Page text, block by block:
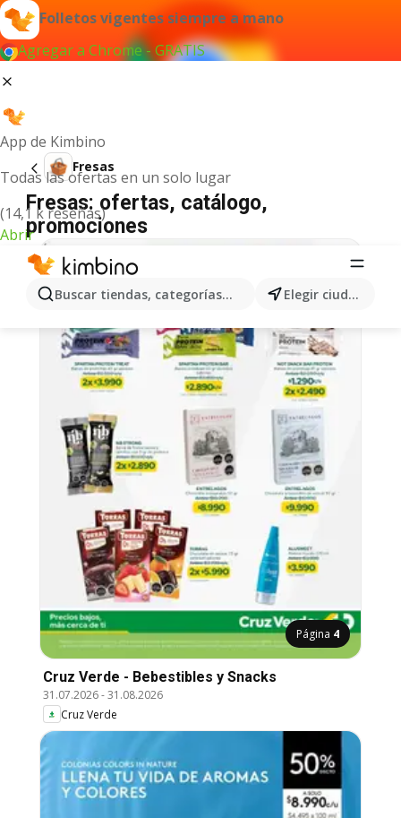
Folletos vigentes siempre a mano
Agregar a Chrome - GRATIS
App de Kimbino
Todas las ofertas en un solo lugar
(14,1 k reseñas)
Abrir
Buscar tiendas, categorías, productos... Elegir ciudad
Fresas
Fresas: ofertas, catálogo,
promociones
Página 4
Cruz Verde - Bebestibles y Snacks
31.07.2026-31.08.2026
Cruz Verde